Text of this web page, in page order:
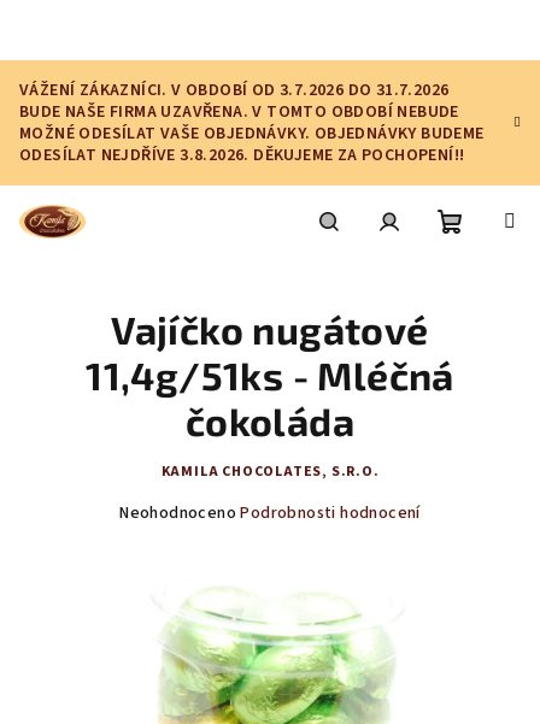
obsah
VÁŽENÍ ZÁKAZNÍCI. V OBDOBÍ OD 3.7.2026 DO 31.7.2026
BUDE NAŠE FIRMA UZAVŘENA. V TOMTO OBDOBÍ NEBUDE
MOŽNÉ ODESÍLAT VAŠE OBJEDNÁVKY. OBJEDNÁVKY BUDEME
ODESÍLAT NEJDŘÍVE 3.8.2026. DĚKUJEME ZA POCHOPENÍ!!
Vajíčko nugátové
11,4g/51ks - Mléčná
čokoláda
KAMILA CHOCOLATES, S.R.O.
Průměrné
hvězdiček.
Neohodnoceno Podrobnosti hodnocení